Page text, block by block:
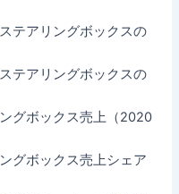
テアリングボックスの
テアリングボックスの
グボックス売上（2020
グボックス売上シェア